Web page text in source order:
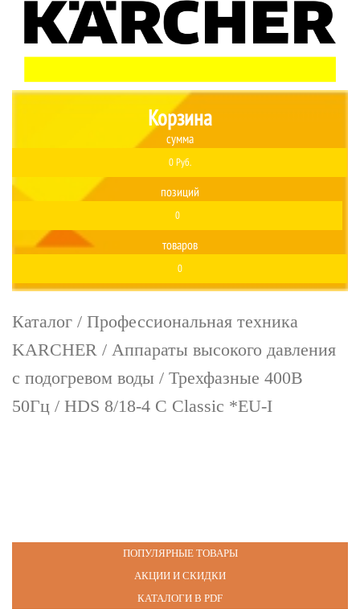
Корзина
сумма
0 Руб.
позиций
0
товаров
0
Каталог / Профессиональная техника
KARCHER / Аппараты высокого давления
с подогревом воды / Трехфазные 400В
50Гц / HDS 8/18-4 C Classic *EU-I
ПОПУЛЯРНЫЕ ТОВАРЫ
АКЦИИ И СКИДКИ
КАТАЛОГИ В PDF